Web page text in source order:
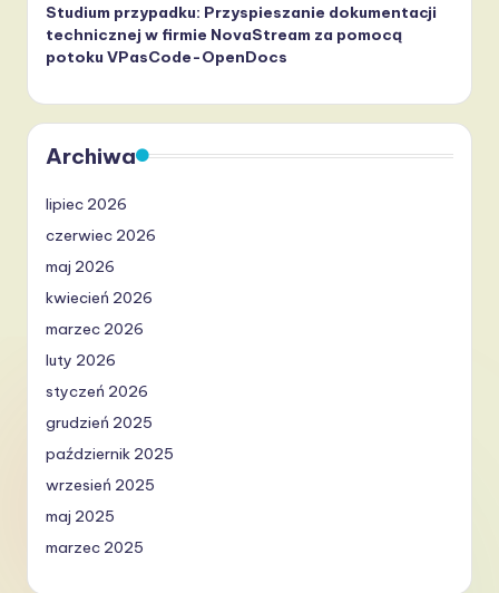
Studium przypadku: Przyspieszanie dokumentacji
technicznej w firmie NovaStream za pomocą
potoku VPasCode-OpenDocs
Archiwa
lipiec 2026
czerwiec 2026
maj 2026
kwiecień 2026
marzec 2026
luty 2026
styczeń 2026
grudzień 2025
październik 2025
wrzesień 2025
maj 2025
marzec 2025